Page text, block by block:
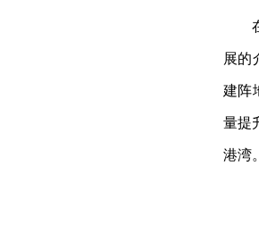
展的
建阵
量提
港湾。